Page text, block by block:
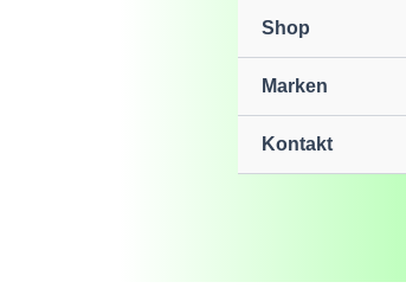
Shop
Marken
Kontakt